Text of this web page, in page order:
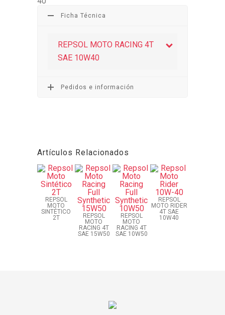
Ficha Técnica
REPSOL MOTO RACING 4T
SAE 10W40
Pedidos e información
Artículos Relacionados
REPSOL
MOTO
SINTÉTICO
2T
REPSOL
MOTO
RACING 4T
SAE 15W50
REPSOL
MOTO
RACING 4T
SAE 10W50
REPSOL
MOTO RIDER
4T SAE
10W40